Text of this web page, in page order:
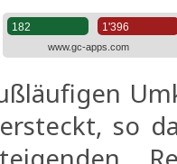
so